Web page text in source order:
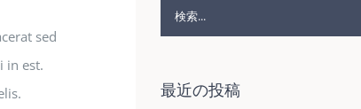
sed
in est.
索
最近の投稿